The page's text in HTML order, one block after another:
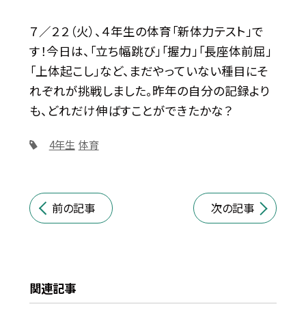
７／２２（火）、４年生の体育「新体力テスト」で
す！今日は、「立ち幅跳び」「握力」「長座体前屈」
「上体起こし」など、まだやっていない種目にそ
れぞれが挑戦しました。昨年の自分の記録より
も、どれだけ伸ばすことができたかな？
4年生 体育
前の記事 次の記事
関連記事